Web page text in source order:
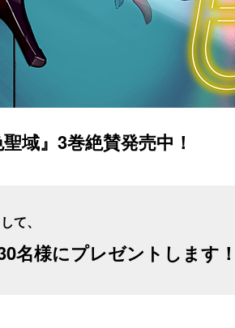
聖域』3巻絶賛発売中！
て、
名様にプレゼントします